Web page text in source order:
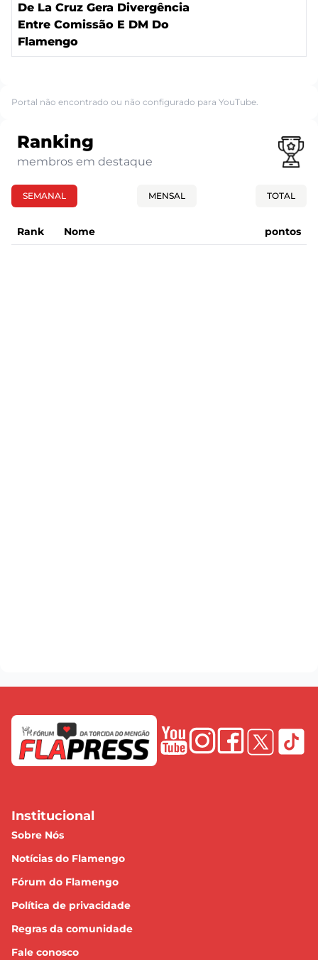
De La Cruz Gera Divergência
Entre Comissão E DM Do
Flamengo
Portal não encontrado ou não configurado para YouTube.
Ranking
membros em destaque
SEMANAL MENSAL TOTAL
Rank Nome pontos
Institucional
Sobre Nós
Notícias do Flamengo
Fórum do Flamengo
Política de privacidade
Regras da comunidade
Fale conosco